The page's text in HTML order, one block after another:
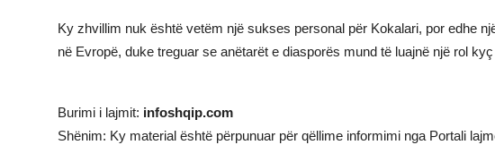
Ky zhvillim nuk është vetëm një sukses personal për Kokalari, por edhe
në Evropë, duke treguar se anëtarët e diasporës mund të luajnë një rol
Burimi i lajmit: infoshqip.com
Shënim: Ky material është përpunuar për qëllime informimi nga Portali